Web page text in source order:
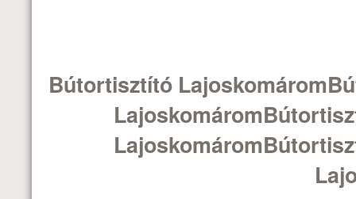
Bútortisztító